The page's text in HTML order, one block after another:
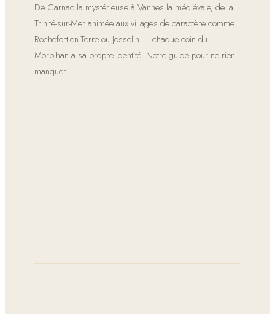
De Carnac la mystérieuse à Vannes la médiévale, de la
Trinité-sur-Mer animée aux villages de caractère comme
Rochefort-en-Terre ou Josselin — chaque coin du
Morbihan a sa propre identité. Notre guide pour ne rien
manquer.